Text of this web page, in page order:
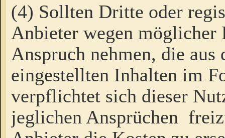
(4) Sollten Dritte oder
Anbieter wegen möglicher
Anspruch nehmen, die
eingestellten Inhalten im
verpflichtet sich dieser
jeglichen Ansprüchen